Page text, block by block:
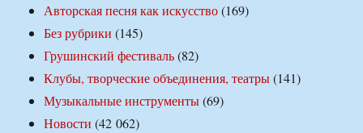
Авторская песня как искусство(169)
Без рубрики (145)
Грушинский фестиваль(82)
Клубы, творческие объединения, театры(141)
Музыкальные инструменты(69)
Новости (42 062)